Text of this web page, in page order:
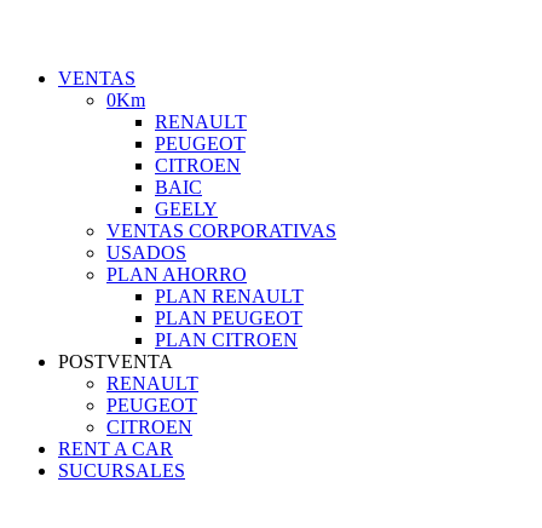
VENTAS
0Km
RENAULT
PEUGEOT
CITROEN
BAIC
GEELY
VENTAS CORPORATIVAS
USADOS
PLAN AHORRO
PLAN RENAULT
PLAN PEUGEOT
PLAN CITROEN
POSTVENTA
RENAULT
PEUGEOT
CITROEN
RENT A CAR
SUCURSALES